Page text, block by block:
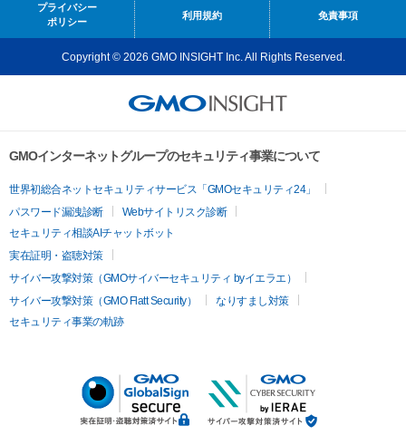
プライバシー
ポリシー
利用規約 免責事項
Copyright © 2026 GMO INSIGHT Inc. All Rights Reserved.
GMOインターネットグループのセキュリティ事業について
世界初総合ネットセキュリティサービス「GMOセキュリティ24」
パスワード漏洩診断
Webサイトリスク診断
セキュリティ相談AIチャットボット
実在証明・盗聴対策
サイバー攻撃対策（GMOサイバーセキュリティ byイエラエ）
サイバー攻撃対策（GMO Flatt Security）
なりすまし対策
セキュリティ事業の軌跡